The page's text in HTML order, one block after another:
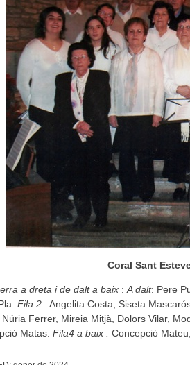
Coral Sant
a dreta i de dalt a baix :A dalt: Pere
Fila 2 : Angelita Costa, Siseta
Núria Ferrer, Mireia Mitjà, Dolors Vilar,
Matas. Fila4 a baix : Concepció